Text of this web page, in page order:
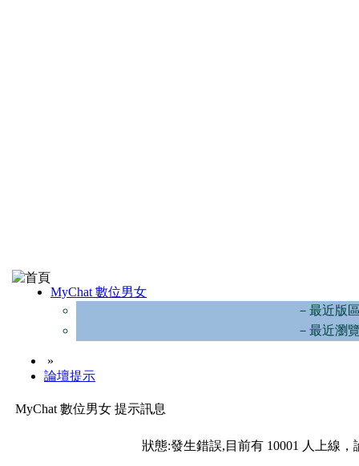
MyChat 數位男女
－最近版
－最近瀏
»
論壇提示
MyChat 數位男女 提示訊息
狀態:發生錯誤,目前有 10001 人上線